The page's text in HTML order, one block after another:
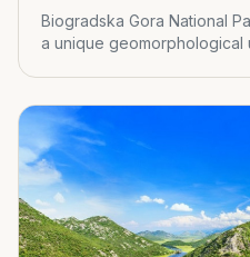
Biogradska Gora National
a unique geomorphological